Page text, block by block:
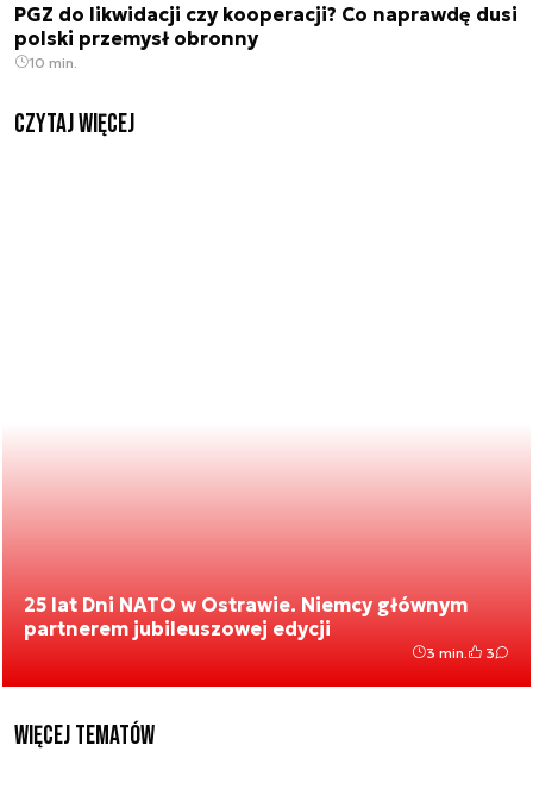
PGZ do likwidacji czy kooperacji? Co naprawdę dusi
polski przemysł obronny
10 min.
czytaj więcej
25 lat Dni NATO w Ostrawie. Niemcy głównym
partnerem jubileuszowej edycji
3 min. 3
Więcej tematów